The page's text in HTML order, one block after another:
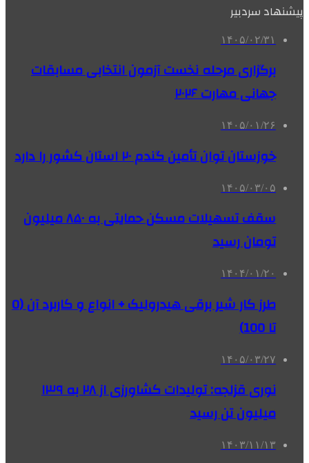
پیشنهاد سردبیر
۱۴۰۵/۰۲/۳۱
برگزاری مرحله نخست آزمون انتخابی مسابقات
جهانی مهارت ۲۰۲۶
۱۴۰۵/۰۱/۲۶
خوزستان توان تأمین گندم ۲۰ استان کشور را دارد
۱۴۰۵/۰۳/۰۵
سقف تسهیلات مسکن حمایتی به ۸۵۰ میلیون
تومان رسید
۱۴۰۴/۰۱/۲۰
طرز کار شیر برقی هیدرولیک + انواع و کاربرد آن (0
تا 100)
۱۴۰۵/۰۳/۲۷
نوری قزلجه: تولیدات کشاورزی از ۲۸ به ۱۳۹
میلیون تن رسید
۱۴۰۳/۱۱/۱۳